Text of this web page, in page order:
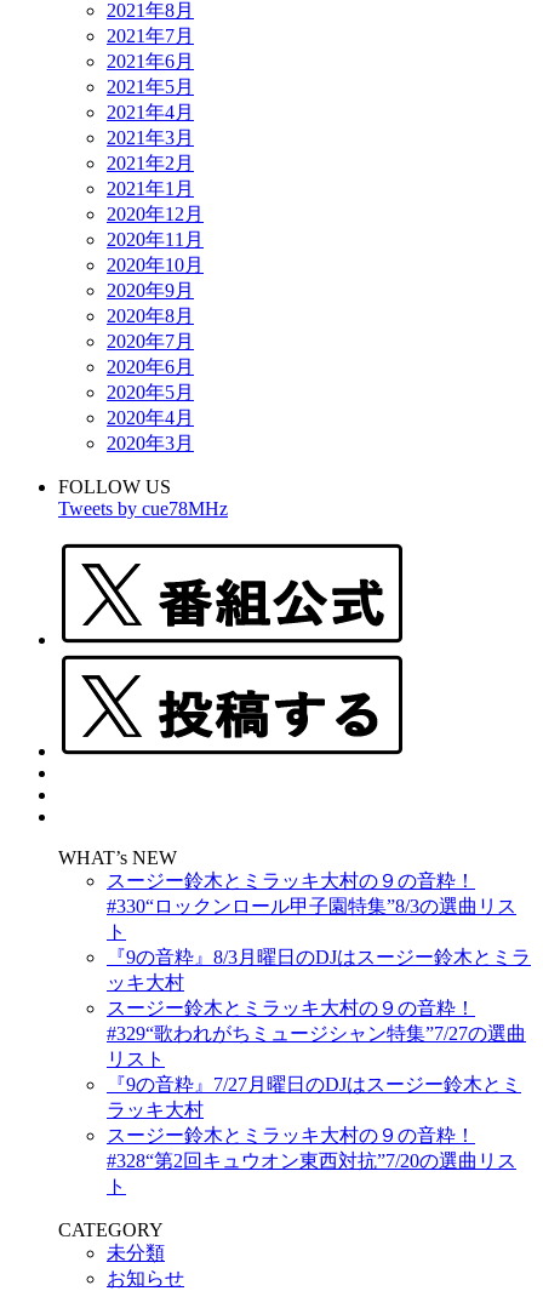
2021年8月
2021年7月
2021年6月
2021年5月
2021年4月
2021年3月
2021年2月
2021年1月
2020年12月
2020年11月
2020年10月
2020年9月
2020年8月
2020年7月
2020年6月
2020年5月
2020年4月
2020年3月
FOLLOW US
Tweets by cue78MHz
WHAT’s NEW
スージー鈴木とミラッキ大村の９の音粋！
#330“ロックンロール甲子園特集”8/3の選曲リス
ト
『9の音粋』8/3月曜日のDJはスージー鈴木とミラ
ッキ大村
スージー鈴木とミラッキ大村の９の音粋！
#329“歌われがちミュージシャン特集”7/27の選曲
リスト
『9の音粋』7/27月曜日のDJはスージー鈴木とミ
ラッキ大村
スージー鈴木とミラッキ大村の９の音粋！
#328“第2回キュウオン東西対抗”7/20の選曲リス
ト
CATEGORY
未分類
お知らせ